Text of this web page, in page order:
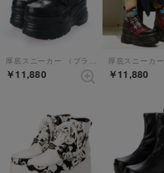
￥11,880 ￥11,880